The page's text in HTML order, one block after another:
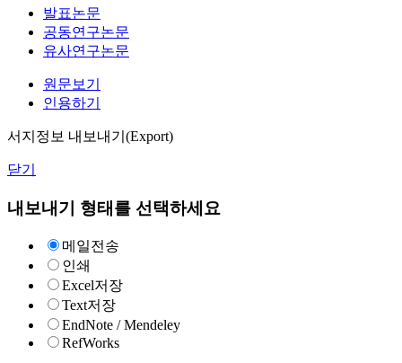
발표논문
공동연구논문
유사연구논문
원문보기
인용하기
서지정보 내보내기(Export)
닫기
내보내기 형태를 선택하세요
메일전송
인쇄
Excel저장
Text저장
EndNote / Mendeley
RefWorks